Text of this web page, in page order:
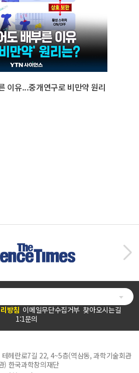
이유...중개연구로 비만약 원리
방침 이메일무단수집거부 찾아오시는길
1:1문의
헤란로7길 22, 4~5층(역삼동, 과학기술회관
) 한국과학창의재단